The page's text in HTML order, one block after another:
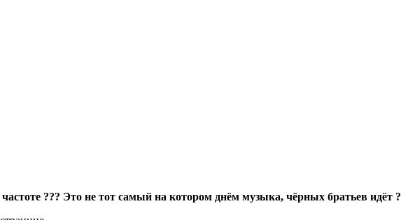
??? Это не тот самый на котором днём музыка, чёрных братьев идёт ?